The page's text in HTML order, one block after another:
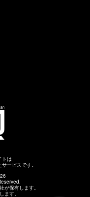
トは
ービスです。
が保有します。
ます。